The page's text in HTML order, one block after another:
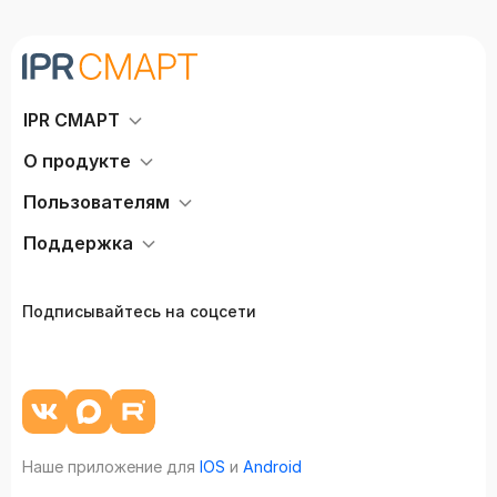
IPR СМАРТ
О продукте
Пользователям
Поддержка
Подписывайтесь на соцсети
Наше приложение для IOS и Android